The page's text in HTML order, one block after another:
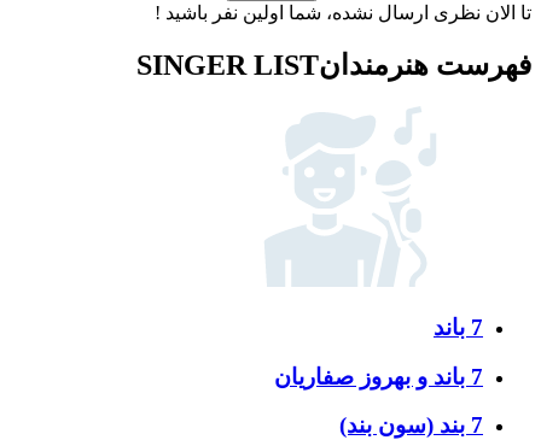
تا الان نظری ارسال نشده، شما اولین نفر باشید !
فهرست هنرمندانSINGER LIST
7 باند
7 باند و بهروز صفاریان
7 بند (سون بند)